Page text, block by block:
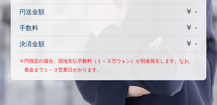
円送金額 ￥ -
手数料 ￥ -
決済金額 ￥ -
※円指定の場合、現地支払手数料（１～３万ウォン）が別途発生します。なお、
着金まで１～３営業日かかります。